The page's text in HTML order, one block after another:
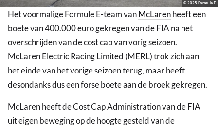
© 2025 Formula E
Het voormalige Formule E-team vanMcLarenheeft een
boete van 400.000 euro gekregen van de FIA na het
overschrijden van de cost cap van vorig seizoen.
McLaren Electric Racing Limited (MERL) trok zich aan
het einde van het vorige seizoen terug, maar heeft
desondanks dus een forse boete aan de broek gekregen.
McLaren heeft de Cost Cap Administration van de FIA
uit eigen beweging op de hoogte gesteld van de